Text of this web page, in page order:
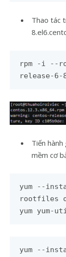
Thao tác
rpm -i --
release-6-
Tiến hành
mềm cơ
yum --
rootfiles
yum yum-
yum --